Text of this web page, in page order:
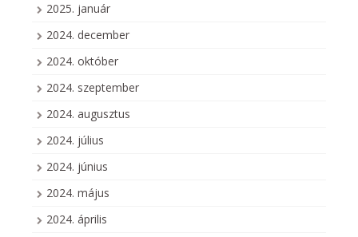
2025. január
2024. december
2024. október
2024. szeptember
2024. augusztus
2024. július
2024. június
2024. május
2024. április